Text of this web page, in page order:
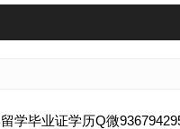
学毕业证学历Q微